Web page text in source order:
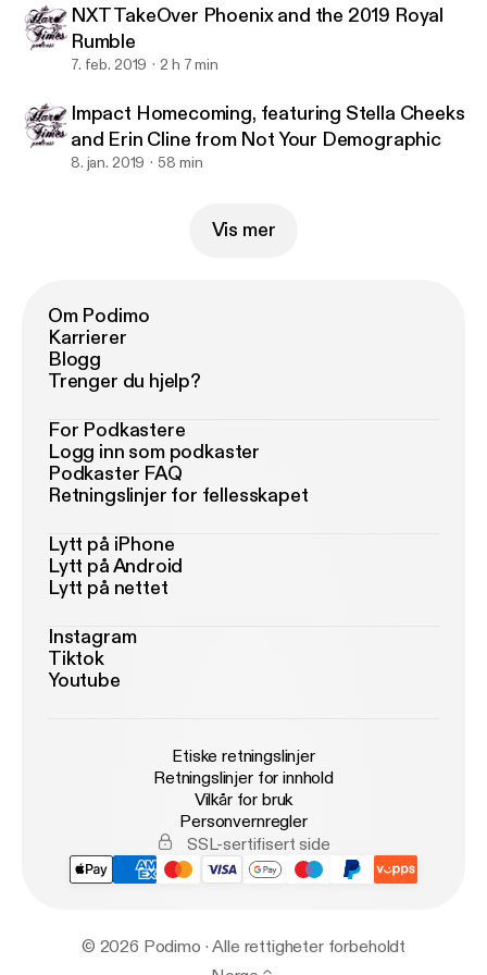
NXT TakeOver Phoenix and the 2019 Royal
Rumble
7. feb. 2019 2 h 7 min
Impact Homecoming, featuring Stella Cheeks
and Erin Cline from Not Your Demographic
8. jan. 2019 58 min
Vis mer
Om Podimo
Karrierer
Blogg
Trenger du hjelp?
For Podkastere
Logg inn som podkaster
Podkaster FAQ
Retningslinjer for fellesskapet
Lytt på iPhone
Lytt på Android
Lytt på nettet
Instagram
Tiktok
Youtube
Etiske retningslinjer
Retningslinjer for innhold
Vilkår for bruk
Personvernregler
SSL-sertifisert side
© 2026 Podimo · Alle rettigheter forbeholdt